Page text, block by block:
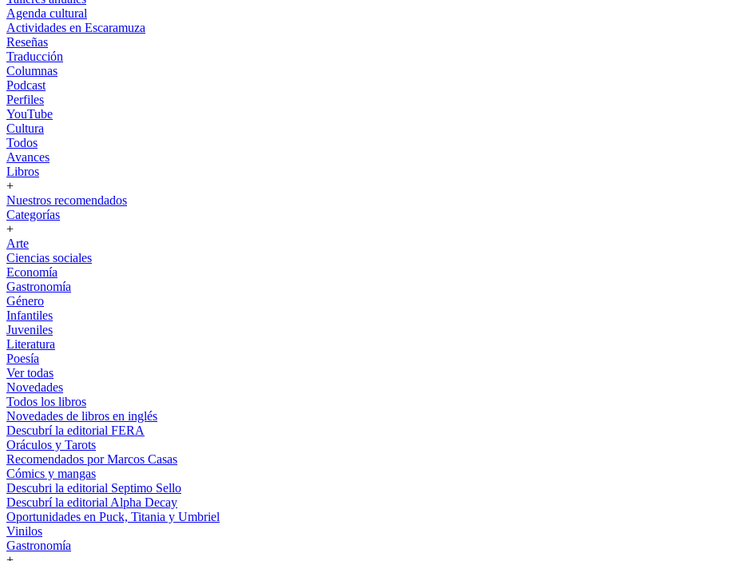
Agenda cultural
Actividades en Escaramuza
Reseñas
Traducción
Columnas
Podcast
Perfiles
YouTube
Cultura
Todos
Avances
Libros
+
Nuestros recomendados
Categorías
+
Arte
Ciencias sociales
Economía
Gastronomía
Género
Infantiles
Juveniles
Literatura
Poesía
Ver todas
Novedades
Todos los libros
Novedades de libros en inglés
Descubrí la editorial FERA
Oráculos y Tarots
Recomendados por Marcos Casas
Cómics y mangas
Descubri la editorial Septimo Sello
Descubrí la editorial Alpha Decay
Oportunidades en Puck, Titania y Umbriel
Vinilos
Gastronomía